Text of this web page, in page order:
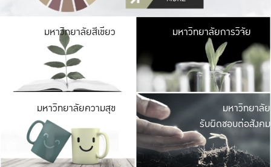
มหาวิทยาลัยสีเขียว มหาวิ
มีพื้นที่เขียวสดใส
เป็นป่าในเมือง เกษต
มหาวิทยาลัยการวิจัย
มหาวิทยาลัยความสุข มหาวิ
ค
เปิดประ
และพบเรื่องราวใ
มหาวิทยาลัย
รับผิดชอบต่อสังคม